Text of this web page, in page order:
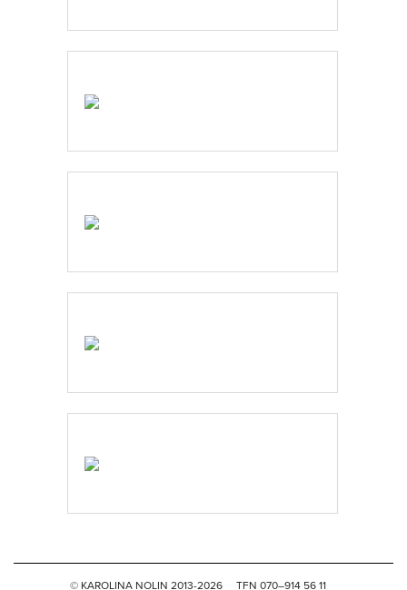
© KAROLINA NOLIN 2013-2026 TFN 070–914 56 11